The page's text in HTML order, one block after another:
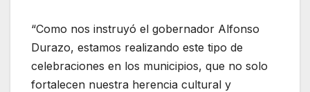
“Como nos instruyó el gobernador Alfonso
Durazo, estamos realizando este tipo de
celebraciones en los municipios, que no solo
fortalecen nuestra herencia cultural y